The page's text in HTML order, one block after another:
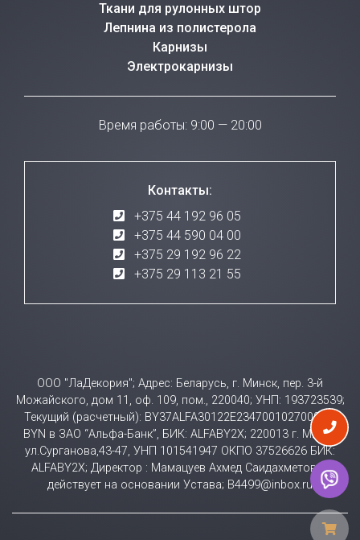
Ткани для рулонных штор
Лепнина из полистерола
Карнизы
Электрокарнизы
Время работы: 9:00 — 20:00
Контакты:
+375 44 192 96 05
+375 44 590 04 00
+375 29 192 96 22
+375 29 113 21 55
ООО "ЛаДекория"; Адрес: Беларусь, г. Минск, пер. 3-й
Можайского, дом 11, оф. 109, пом., 220040; УНП: 193723539;
Текущий (расчетный): BY37ALFA30122E23470010270000 в
BYN в ЗАО “Альфа-Банк”, БИК: ALFABY2X; 220013 г. Минск
ул.Сурганова,43-47, УНП 101541947 ОКПО 37526626 БИК:
ALFABY2X; Директор : Мамацуев Ахмед Саидахметович
действует на основании Устава; B4499@inbox.ru